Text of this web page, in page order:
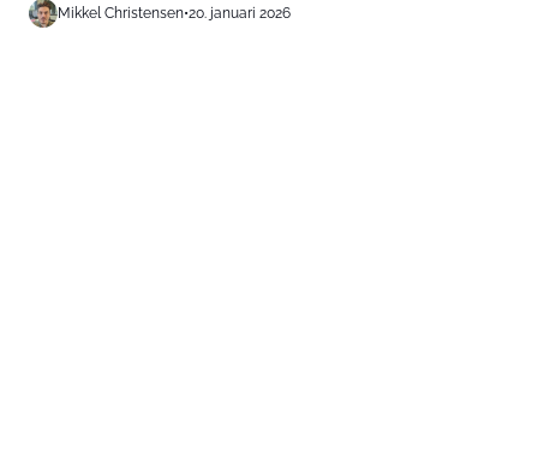
Mikkel Christensen•20. januari 2026